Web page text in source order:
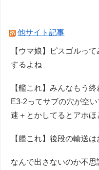
他サイト記事
【ウマ娘】ピスゴルっ
するよね
【艦これ】みんなもう
E3-2ってサブの穴が空
速＋とかしてるとアホほ
【艦これ】後段の輸送
なんで出さないのか不